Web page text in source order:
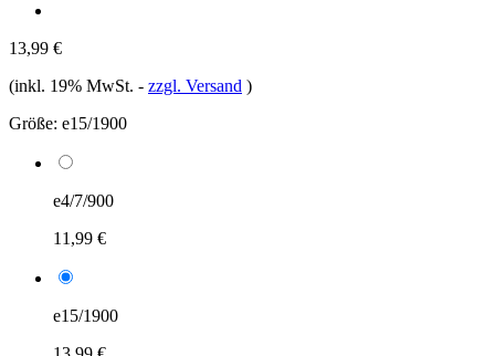
13,99 €
(inkl. 19% MwSt. - zzgl. Versand )
Größe: e15/1900
e4/7/900
11,99 €
e15/1900